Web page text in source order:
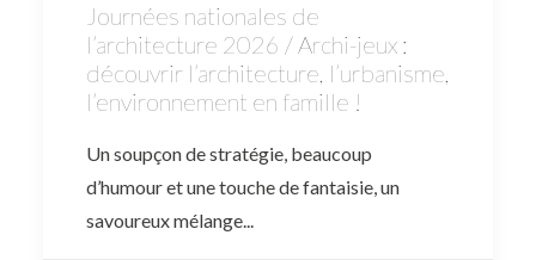
Journées nationales de
l’architecture 2026 / Archi-jeux :
découvrir l’architecture, l’urbanisme,
l’environnement en famille !
Un soupçon de stratégie, beaucoup
d’humour et une touche de fantaisie, un
savoureux mélange...